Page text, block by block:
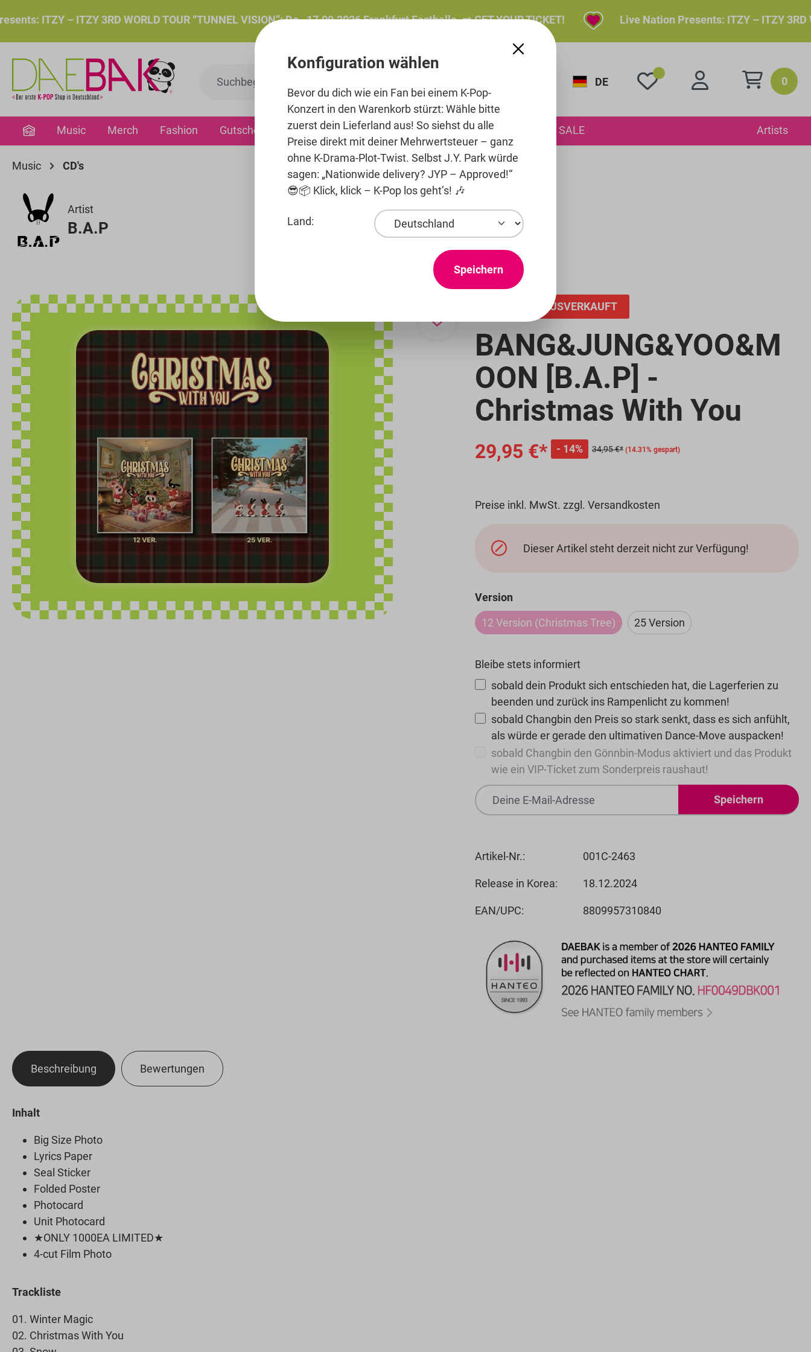
Zur Hauptnavigation springen
ITZY – ITZY 3RD WORLD TOUR “TUNNEL VISION”: Do., 17.09.2026 Frankfurt Festhalle. ➡️ GET YOUR TICKET! Live Nation Presents: ITZY – ITZY 3RD
DE 0
Music Merch Fashion Gutscheine Beauty Pre-Order Printmedien SALE Artists
Music CD's
Artist
B.A.P
Entertainment
Bildergalerie überspringen AUSVERKAUFT
BANG&JUNG&YOO&M
OON [B.A.P] -
Christmas With You
29,95 €* 14% 34,95 €* (14.31% gespart)
Preise inkl. MwSt. zzgl. Versandkosten
Dieser Artikel steht derzeit nicht zur Verfügung!
Version
12 Version (Christmas Tree)(Diese Option ist zurzeit nicht verfügbar.)
25 Version
Bleibe stets informiert
sobald dein Produkt sich entschieden hat, die Lagerferien zu
beenden und zurück ins Rampenlicht zu kommen!
sobald Changbin den Preis so stark senkt, dass es sich anfühlt,
als würde er gerade den ultimativen Dance-Move auspacken!
sobald Changbin den Gönnbin-Modus aktiviert und das Produkt
wie ein VIP-Ticket zum Sonderpreis raushaut!
Speichern
Artikel-Nr.: 001C-2463
Release in Korea: 18.12.2024
EAN/UPC: 8809957310840
Beschreibung Bewertungen
Inhalt
Big Size Photo
Lyrics Paper
Seal Sticker
Folded Poster
Photocard
Unit Photocard
★ONLY 1000EA LIMITED★
4-cut Film Photo
Trackliste
01. Winter Magic
02. Christmas With You
Konfiguration wählen
Bevor du dich wie ein Fan bei einem K-Pop-
Konzert in den Warenkorb stürzt: Wähle bitte
zuerst dein Lieferland aus! So siehst du alle
Preise direkt mit deiner Mehrwertsteuer – ganz
ohne K-Drama-Plot-Twist. Selbst J.Y. Park würde
sagen: „Nationwide delivery? JYP – Approved!“
😎📦 Klick, klick – K-Pop los geht’s! 🎶
Land:
Speichern